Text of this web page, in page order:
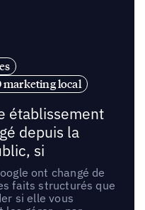
marketing local
établissement
depuis la
si
ont changé de
faits structurés que
si elle vous